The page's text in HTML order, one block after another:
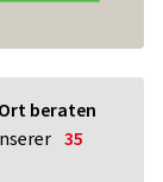
beraten
35